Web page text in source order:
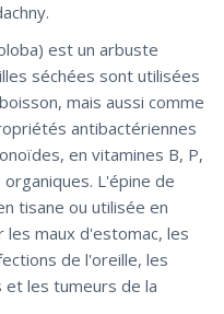
est un arbuste
séchées sont utilisées
mais aussi comme
antibactériennes
en vitamines B, P,
L'épine de
tisane ou utilisée en
maux d'estomac, les
de l'oreille, les
et les tumeurs de la